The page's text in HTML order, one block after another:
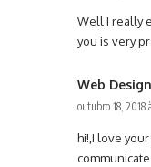
Well I really
you is very
Web Design
outubro 18, 2018
hi!,I love